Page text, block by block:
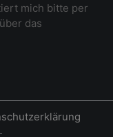
mich bitte per
das